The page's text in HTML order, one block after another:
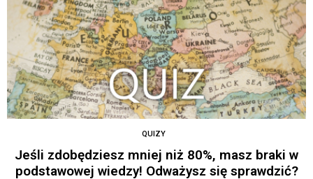
QUIZY
Jeśli zdobędziesz mniej niż 80%, masz braki w
podstawowej wiedzy! Odważysz się sprawdzić?